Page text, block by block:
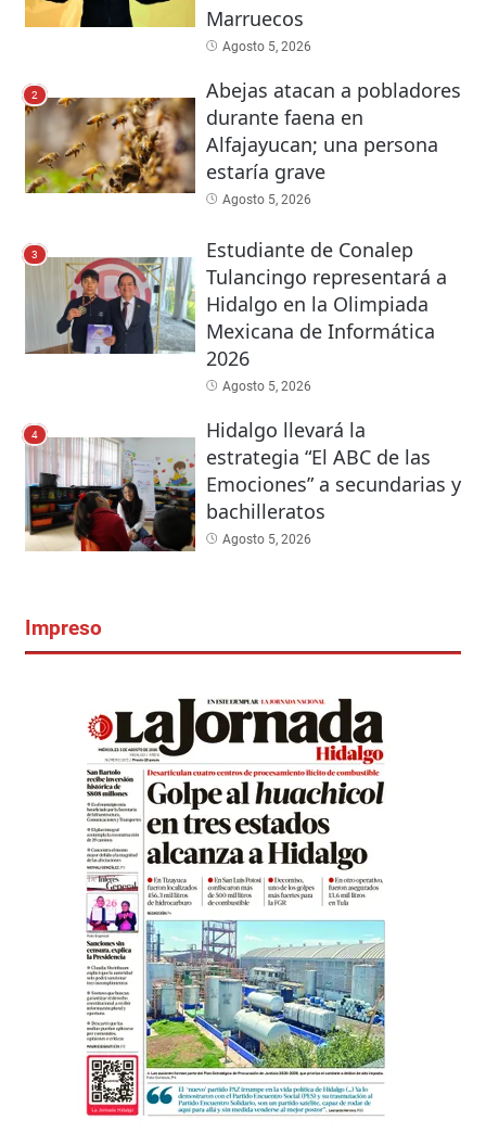
Marruecos
Agosto 5, 2026
2
Abejas atacan a pobladores
durante faena en
Alfajayucan; una persona
estaría grave
Agosto 5, 2026
3
Estudiante de Conalep
Tulancingo representará a
Hidalgo en la Olimpiada
Mexicana de Informática
2026
Agosto 5, 2026
4
Hidalgo llevará la
estrategia “El ABC de las
Emociones” a secundarias y
bachilleratos
Agosto 5, 2026
Impreso